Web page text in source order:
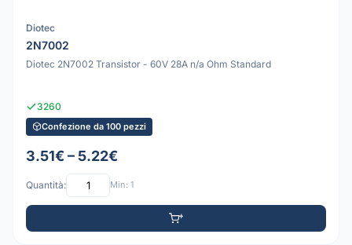
Diotec
2N7002
Diotec 2N7002 Transistor - 60V 28A n/a Ohm Standard
3260
Confezione da 100 pezzi
3.51€ – 5.22€
Quantità: Min: 1